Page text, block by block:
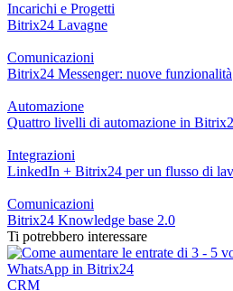
Incarichi e Progetti
Bitrix24 Lavagne
Comunicazioni
Bitrix24 Messenger: nuove funzionalità
Automazione
Quattro livelli di automazione in
Integrazioni
LinkedIn + Bitrix24 per un flusso di
Comunicazioni
Bitrix24 Knowledge base 2.0
Ti potrebbero interessare
CRM